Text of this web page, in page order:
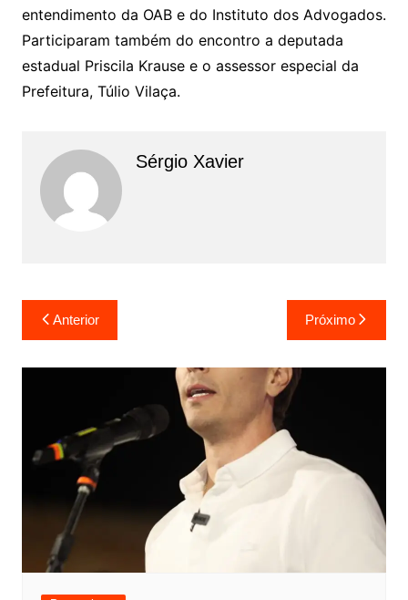
entendimento da OAB e do Instituto dos Advogados.
Participaram também do encontro a deputada
estadual Priscila Krause e o assessor especial da
Prefeitura, Túlio Vilaça.
Sérgio Xavier
Anterior Próximo